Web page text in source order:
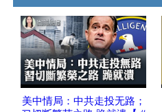
美中情局：中共走投无路；